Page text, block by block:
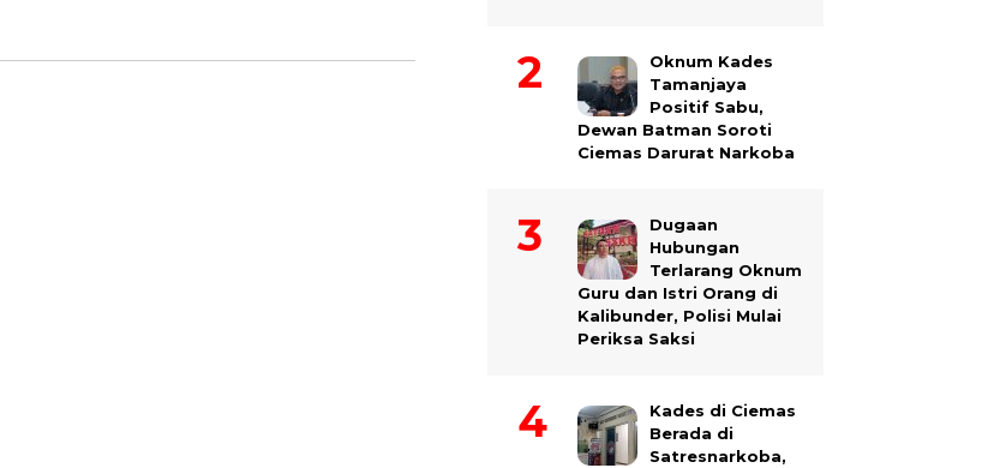
Oknum Kades
Tamanjaya
Positif Sabu,
Dewan Batman Soroti
Ciemas Darurat Narkoba
Dugaan
Hubungan
Terlarang Oknum
Guru dan Istri Orang di
Kalibunder, Polisi Mulai
Periksa Saksi
Kades di Ciemas
Berada di
Satresnarkoba,